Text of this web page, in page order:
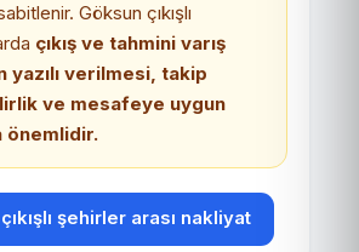
Göksun çıkışlı
çıkış ve tahmini varış
yazılı verilmesi, takip
ve mesafeye uygun
önemlidir.
şehirler arası nakliyat